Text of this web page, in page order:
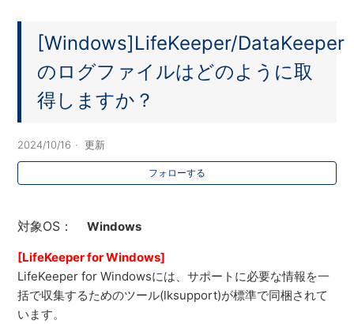
[Windows]LifeKeeper/DataKeeper
のログファイルはどのように取
得しますか？
2024/10/16 更新
フォローする
対象OS： Windows
[LifeKeeper for Windows]
LifeKeeper for Windowsには、サポートに必要な情報を一
括で収集するためのツール(lksupport)が標準で同梱されて
います。